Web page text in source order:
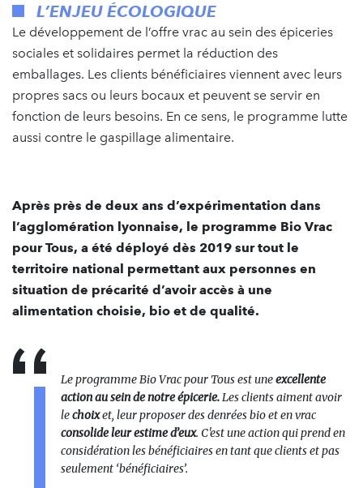
L’ENJEU ÉCOLOGIQUE
Le développement de l’offre vrac au sein des épiceries
sociales et solidaires permet la réduction des
emballages. Les clients bénéficiaires viennent avec leurs
propres sacs ou leurs bocaux et peuvent se servir en
fonction de leurs besoins. En ce sens, le programme lutte
aussi contre le gaspillage alimentaire.
Après près de deux ans d’expérimentation dans
l’agglomération lyonnaise, le programme Bio Vrac
pour Tous, a été déployé dès 2019 sur tout le
territoire national permettant aux personnes en
situation de précarité d’avoir accès à une
alimentation choisie, bio et de qualité.
Le programme Bio Vrac pour Tous est uneexcellente
action au sein de notre épicerie.Les clients aiment avoir
lechoixet, leur proposer des denrées bio et en vrac
consolide leur estime d’eux. C'est une action qui prend en
considération les bénéficiaires en tant que clients et pas
seulement ‘bénéficiaires’.